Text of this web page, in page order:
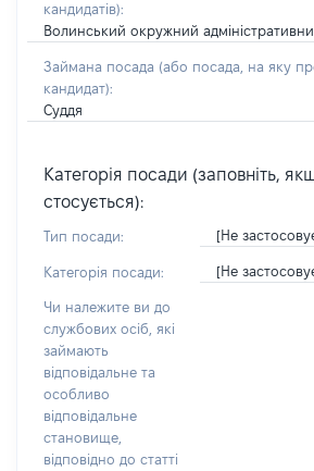
кандидатів):
Волинський окружний
Займана посада (або посада, на яку
кандидат):
Суддя
Категорія посади (заповніть,
стосується):
Тип посади: [Не
Категорія посади: [Не
Чи належите ви до
службових осіб, які
займають
відповідальне та
особливо
відповідальне
становище,
відповідно до статті